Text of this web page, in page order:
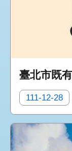
臺北市既
111-12-28